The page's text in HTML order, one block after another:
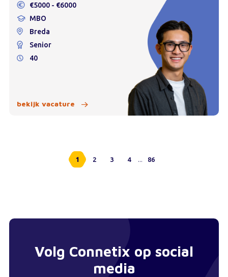
€5000 - €6000
MBO
Breda
Senior
40
bekijk vacature
1 2 3 4 ... 86
Volg Connetix op social
media